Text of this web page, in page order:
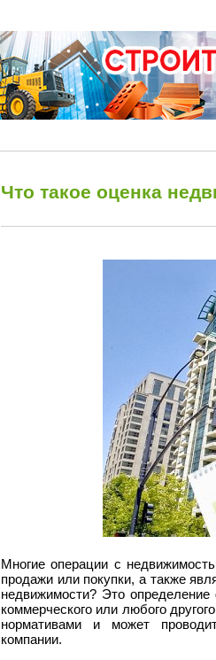
Что такое оценка
Многие операции с
продажи или покупки, а также
недвижимости? Это определение
коммерческого или любого
нормативами и может
компании.